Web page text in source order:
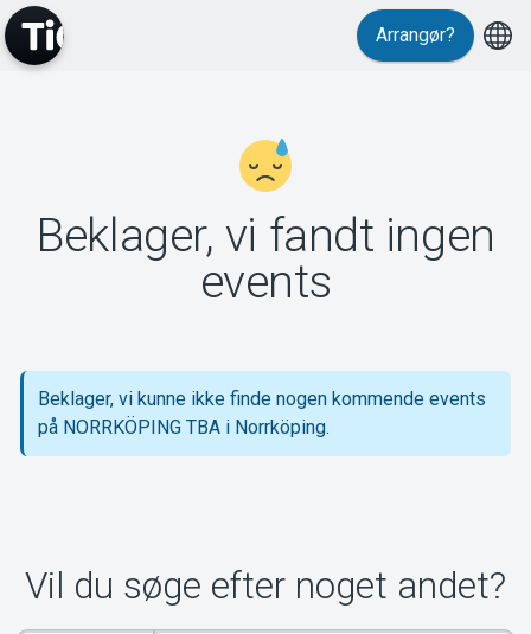
Support
Om Tickster
Arrangør?
Beklager, vi fandt ingen
events
Beklager, vi kunne ikke finde nogen kommende events
på NORRKÖPING TBA i Norrköping.
Vil du søge efter noget andet?